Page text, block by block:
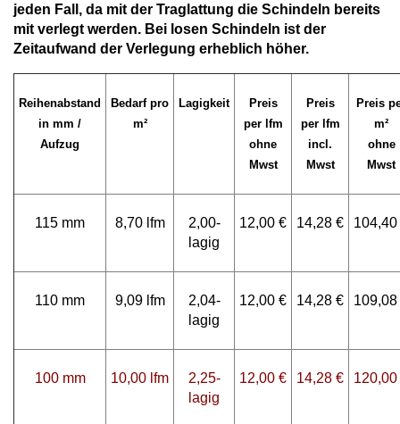
jeden Fall, da mit der Traglattung die Schindeln bereits
mit verlegt werden. Bei losen Schindeln ist der
Zeitaufwand der Verlegung erheblich höher.
Reihenabstand
in mm /
Aufzug
Bedarf pro
m²
Lagigkeit
Preis
per lfm
ohne
Mwst
Preis
per lfm
incl.
Mwst
Preis
m²
ohne
Mwst
115 mm 8,70 lfm
2,00-
lagig
12,00 € 14,28 €
110 mm 9,09 lfm
2,04-
lagig
12,00 € 14,28 €
100 mm 10,00 lfm
2,25-
lagig
12,00 € 14,28 €